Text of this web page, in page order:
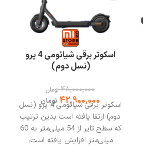
اسکوتر برقی شیائومی 4 پرو
(نسل دوم)
48,000,000 تومان
42,900,000 توماناسکوتر برقی شیائومی 4 پرو (نسل
دوم) ارتقا یافته است بدین ترتیب
که سطح تایر از 54 میلی‌متر به 60
میلی‌متر افزایش یافته است،